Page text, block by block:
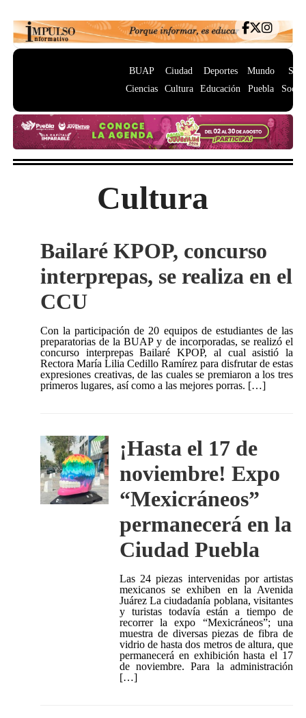
BUAP
Ciencias
Ciudad
Cultura
Deportes
Educación
Mundo
Puebla
Cultura
Bailaré KPOP, concurso
interprepas, se realiza en el
CCU
Con la participación de 20 equipos de estudiantes de las
preparatorias de la BUAP y de incorporadas, se realizó el
concurso interprepas Bailaré KPOP, al cual asistió la
Rectora María Lilia Cedillo Ramírez para disfrutar de estas
expresiones creativas, de las cuales se premiaron a los tres
primeros lugares, así como a las mejores porras. […]
¡Hasta el 17 de
noviembre! Expo
“Mexicráneos”
permanecerá en la
Ciudad Puebla
Las 24 piezas intervenidas por artistas
mexicanos se exhiben en la Avenida
Juárez La ciudadanía poblana, visitantes
y turistas todavía están a tiempo de
recorrer la expo “Mexicráneos”; una
muestra de diversas piezas de fibra de
vidrio de hasta dos metros de altura, que
permanecerá en exhibición hasta el 17
de noviembre. Para la administración
[…]